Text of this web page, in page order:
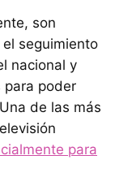
son
seguimiento
nacional y
para poder
Una de las más
para